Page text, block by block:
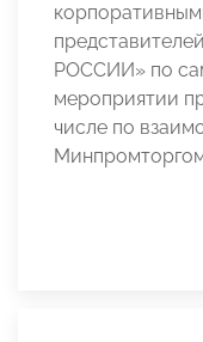
РОССИИ» по
мероприятии
числе по